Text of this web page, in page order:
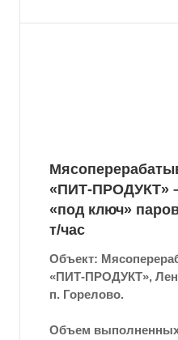
«ПИТ-ПРОДУКТ»
«под ключ»
т/час
Объект:
«ПИТ-ПРОДУКТ»,
п. Горелово.
Объем выполненных